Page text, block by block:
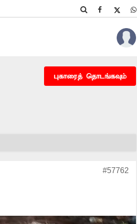
புகாரைத் தொடங்கவும்
#57762